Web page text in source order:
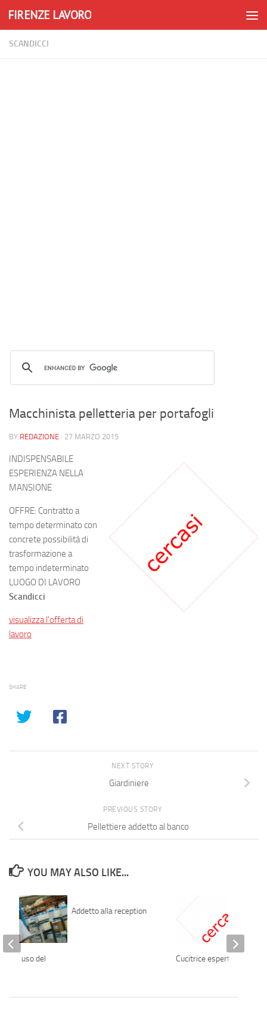
Skip to content
FIRENZE LAVORO
SCANDICCI
Macchinista pelletteria per portafogli
BY REDAZIONE · 27 MARZO 2015
INDISPENSABILE
ESPERIENZA NELLA
MANSIONE
OFFRE: Contratto a
tempo determinato con
concrete possibilità di
trasformazione a
tempo indeterminato
LUOGO DI LAVORO
Scandicci
visualizza l’offerta di
lavoro
SHARE
NEXT STORY
Giardiniere
PREVIOUS STORY
Pellettiere addetto al banco
YOU MAY ALSO LIKE...
Addetto alla reception
Cucitrice esperta
– uso del